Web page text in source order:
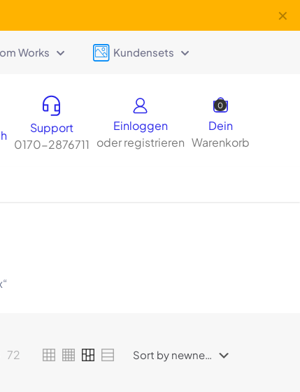
✕
Works Kundensets
Support
0170-2876711
Einloggen
oder registrieren
0
Dein
Warenkorb
72